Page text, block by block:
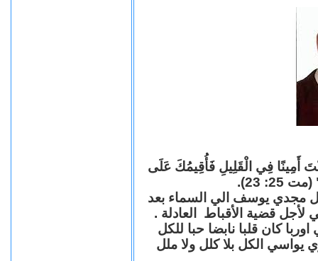
أَمِينًا فِي الْقَلِيلِ فَأُقِيمُكَ عَلَى
23).
مجدي يوسف الي السماء بعد
قضية الأقباط العادلة .
كان قلبا نابضا حبا للكل
يواسي الكل بلا كلل ولا ملل